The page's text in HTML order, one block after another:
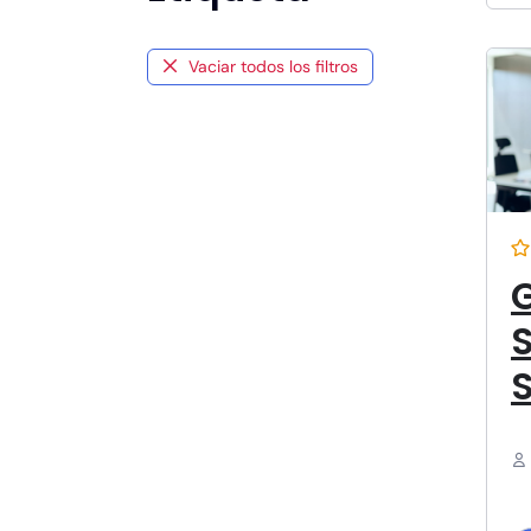
Vaciar todos los filtros